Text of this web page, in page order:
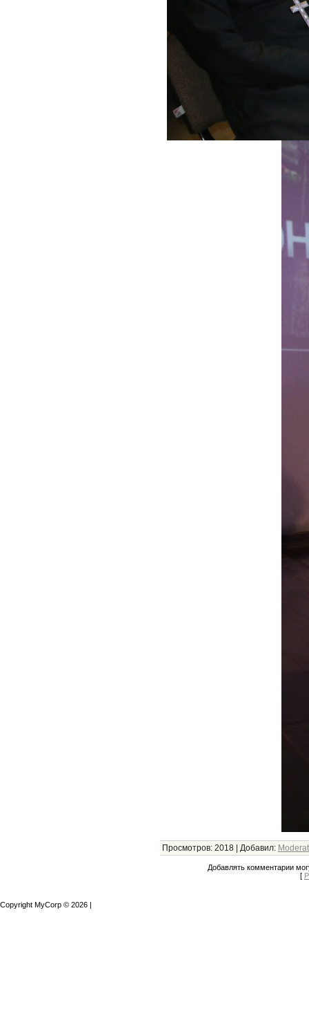
Просмотров: 2018| Добавил:
Добавлять комментарии
[
Copyright MyCorp © 2026 |